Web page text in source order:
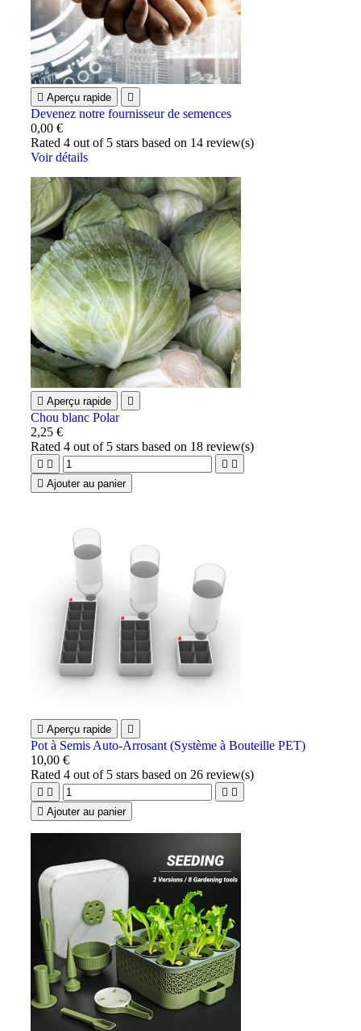
 Aperçu rapide 
Devenez notre fournisseur de semences
0,00 €
Rated4 out of 5 stars based on 14 review(s)
Voir détails
 Aperçu rapide 
Chou blanc Polar
2,25 €
Rated4 out of 5 stars based on 18 review(s)
   
 Ajouter au panier
 Aperçu rapide 
Pot à Semis Auto-Arrosant (Système à Bouteille PET)
10,00 €
Rated4 out of 5 stars based on 26 review(s)
   
 Ajouter au panier